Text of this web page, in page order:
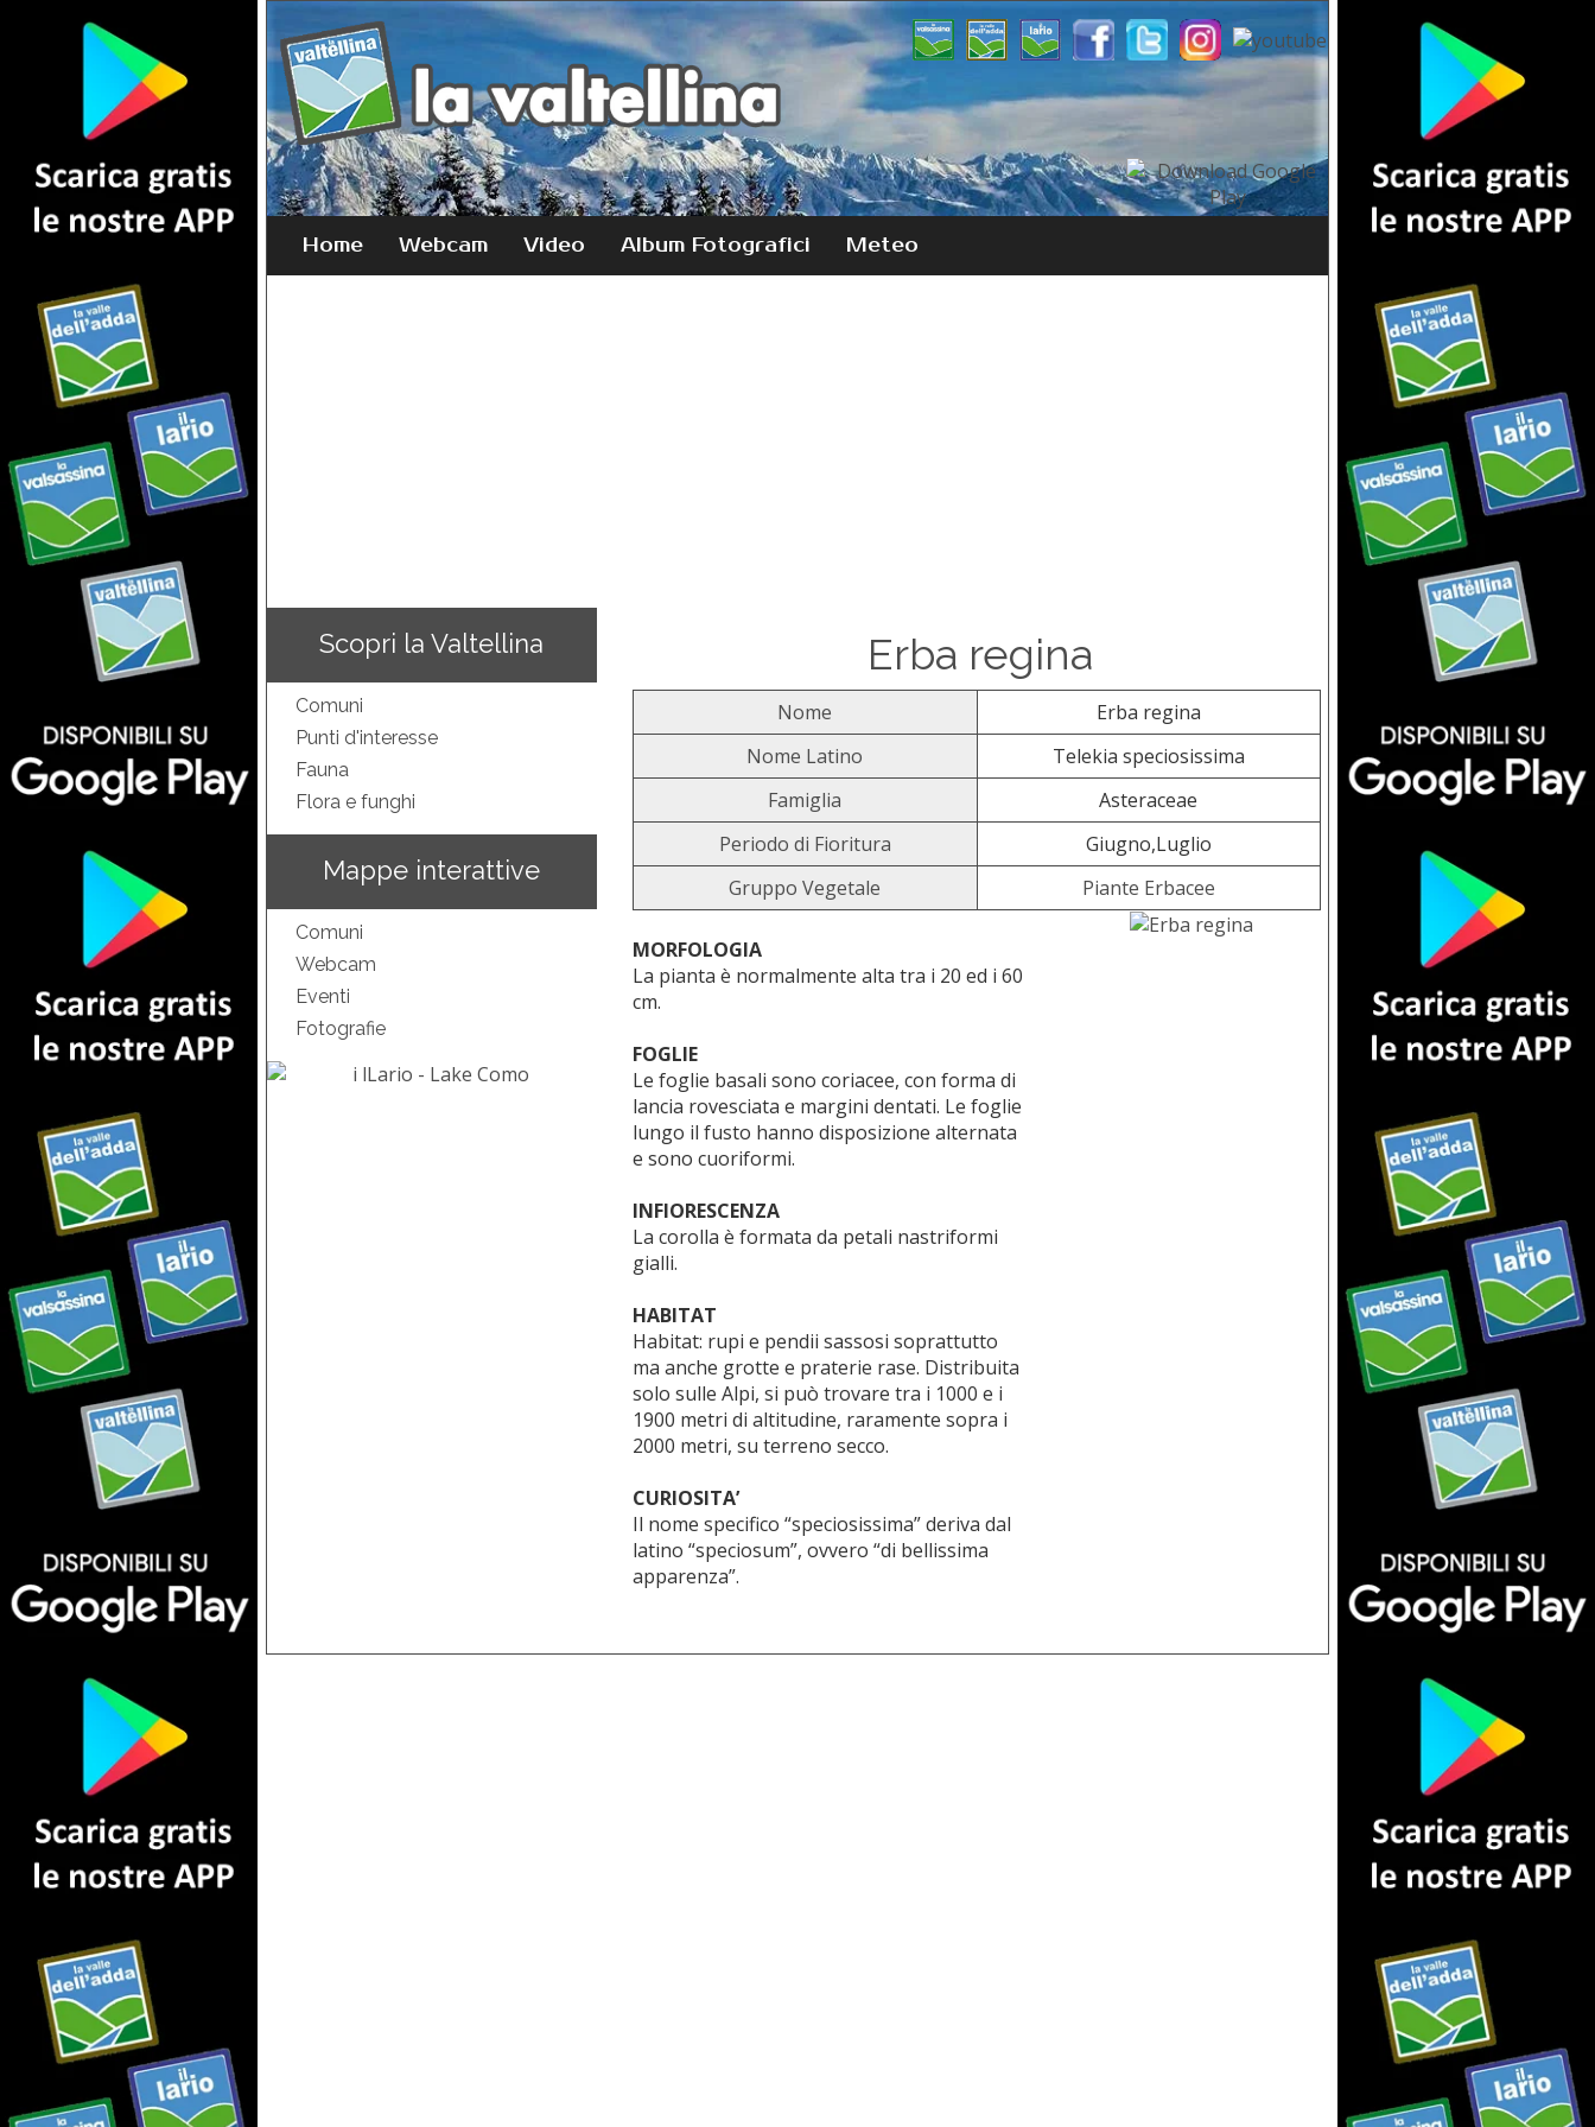
Home Webcam Video Album Fotografici Meteo
Scopri la Valtellina
Comuni
Punti d'interesse
Fauna
Flora e funghi
Mappe interattive
Comuni
Webcam
Eventi
Fotografie
Erba regina
Nome
Erba regina
Nome Latino
Telekia speciosissima
Famiglia
Asteraceae
Periodo di Fioritura
Giugno,Luglio
Gruppo Vegetale
Piante Erbacee
MORFOLOGIA
La pianta è normalmente alta tra i 20 ed i 60
cm.
FOGLIE
Le foglie basali sono coriacee, con forma di
lancia rovesciata e margini dentati. Le foglie
lungo il fusto hanno disposizione alternata
e sono cuoriformi.
INFIORESCENZA
La corolla è formata da petali nastriformi
gialli.
HABITAT
Habitat: rupi e pendii sassosi soprattutto
ma anche grotte e praterie rase. Distribuita
solo sulle Alpi, si può trovare tra i 1000 e i
1900 metri di altitudine, raramente sopra i
2000 metri, su terreno secco.
CURIOSITA’
Il nome specifico “speciosissima” deriva dal
latino “speciosum”, ovvero “di bellissima
apparenza”.